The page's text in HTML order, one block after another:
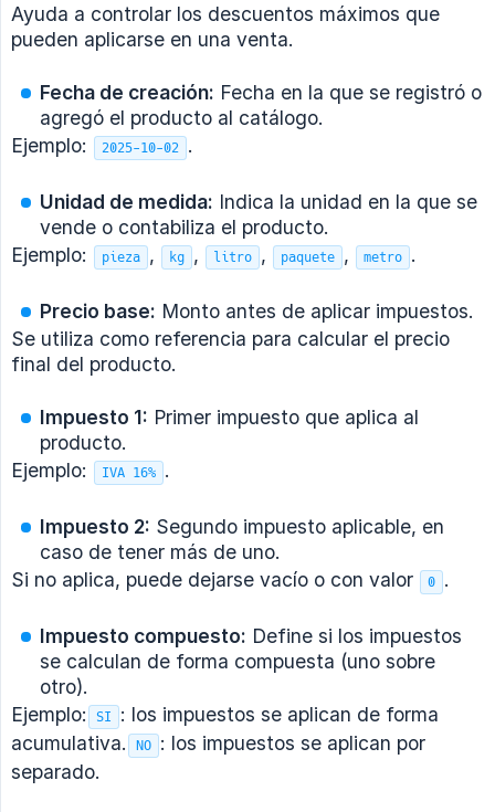
Ayuda a controlar los descuentos máximos que
pueden aplicarse en una venta.
Fecha de creación: Fecha en la que se registró o
agregó el producto al catálogo.
Ejemplo:
2025-10-02 .
Unidad de medida: Indica la unidad en la que se
vende o contabiliza el producto.
Ejemplo:
pieza , kg , litro , paquete , metro .
Precio base: Monto antes de aplicar impuestos.
Se utiliza como referencia para calcular el precio
final del producto.
Impuesto 1: Primer impuesto que aplica al
producto.
Ejemplo:
IVA 16% .
Impuesto 2: Segundo impuesto aplicable, en
caso de tener más de uno.
Si no aplica, puede dejarse vacío o con valor
0 .
Impuesto compuesto: Define si los impuestos
se calculan de forma compuesta (uno sobre
otro).
Ejemplo:
SI
: los impuestos se aplican de forma
acumulativa.
NO : los impuestos se aplican por
separado.